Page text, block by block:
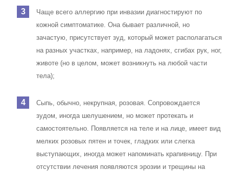
Чаще всего аллергию при инвазии диагностируют по
кожной симптоматике. Она бывает различной, но
зачастую, присутствует зуд, который может располагаться
на разных участках, например, на ладонях, сгибах рук, ног,
животе (но в целом, может возникнуть на любой части
тела);
Сыпь, обычно, некрупная, розовая. Сопровождается
зудом, иногда шелушением, но может протекать и
самостоятельно. Появляется на теле и на лице, имеет вид
мелких розовых пятен и точек, гладких или слегка
выступающих, иногда может напоминать крапивницу. При
отсутствии лечения появляются эрозии и трещины на